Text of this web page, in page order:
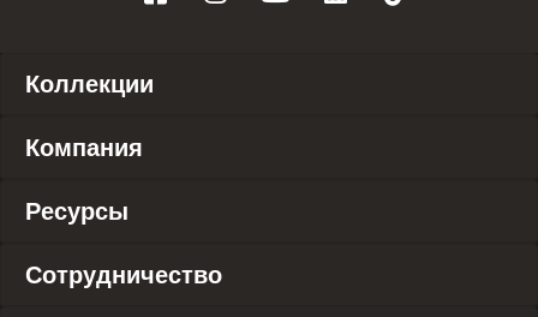
Коллекции
Компания
Ресурсы
Сотрудничество